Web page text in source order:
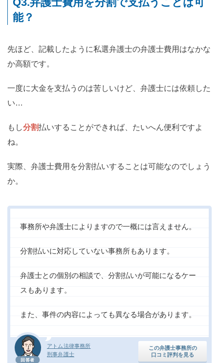
能？
先ほど、記載したように私選弁護士の弁護士費用はなかな
か高額です。
一度に大金を支払うのは苦しいけど、弁護士には依頼した
い…
もし分割払いすることができれば、たいへん便利ですよ
ね。
実際、弁護士費用を分割払いすることは可能なのでしょう
か。
回答者
アトム法律事務所
刑事弁護士
この弁護士事務所の
口コミ評判を見る
事務所や弁護士によりますので一概には言えません。
分割払いに対応していない事務所もあります。
弁護士との個別の相談で、分割払いが可能になるケー
スもあります。
また、事件の内容によっても異なる場合があります。